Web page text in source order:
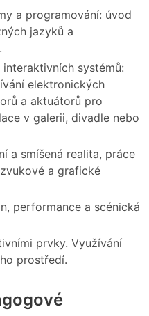
a programování: úvod
jazyků a
systémů:
elektronických
a aktuátorů pro
v galerii, divadle nebo
a smíšená realita, práce
a grafické
performance a scénická
prvky. Využívání
prostředí.